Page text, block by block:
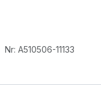
Nr: A510506-11133